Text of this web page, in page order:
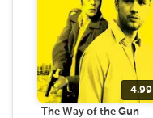
4.99
The Way of the Gun